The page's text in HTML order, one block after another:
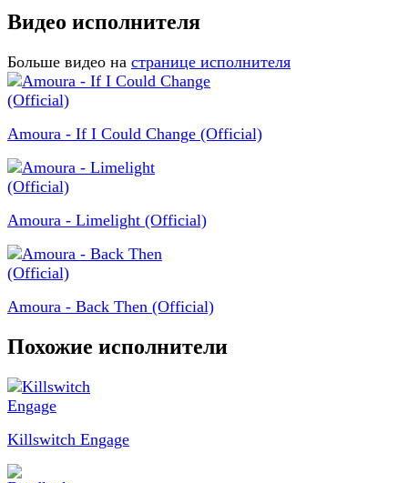
Видео исполнителя
Больше видео на странице исполнителя
Amoura - If I Could Change (Official)
Amoura - Limelight (Official)
Amoura - Back Then (Official)
Похожие исполнители
Killswitch Engage